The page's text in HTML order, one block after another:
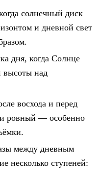
солнечный диск
и дневной свет
дня, когда Солнце
высоты над
восхода и перед
и ровный — особенно
между дневным
несколько ступеней: